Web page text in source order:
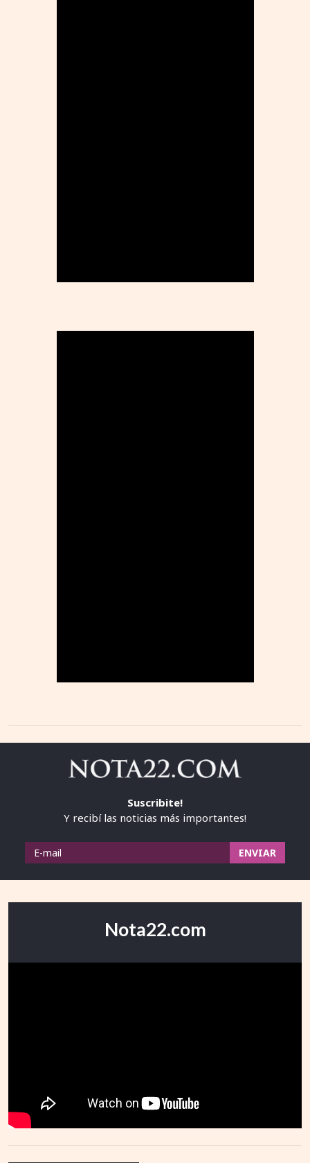
Suscribite!
Y recibí las noticias más importantes!
Nota22.com